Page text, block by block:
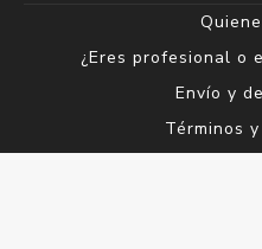
¿Eres profesional o
Envío y
Términos